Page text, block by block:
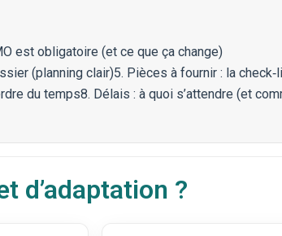
est obligatoire (et ce que ça change)
(planning clair)5. Pièces à fournir : la
du temps8. Délais : à quoi s’attendre (et
d’adaptation ?